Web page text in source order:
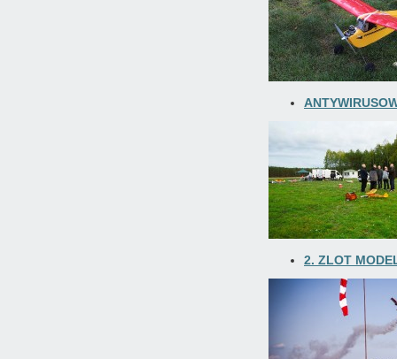
2. ZLOT